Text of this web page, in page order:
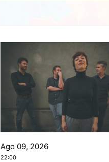
Ago 09, 2026
22:00